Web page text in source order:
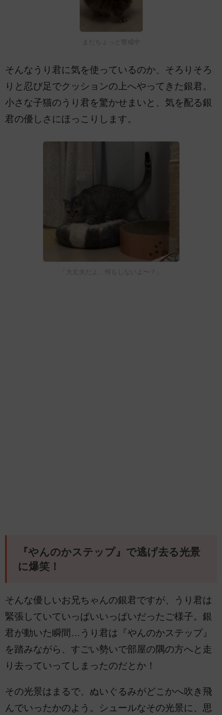
まだちょっと警戒中
そんなうり君に気を使っているのか、そろりそろ
りと忍び足でクッションの上へやってきた銀君。
小さな子猫のうり君を驚かせまいと、気を配る銀
君の優しさにほっこりします。
「大丈夫だよ、何もしないよ〜？」
『やんのかステップ』で逃げ去る光景
に爆笑！
そんな優しいお兄ちゃんの銀君ですが、うり君は
緊張していていっぱいいっぱいだったご様子。銀
君が動いた瞬間…うり君は『やんのかステップ』
を踏みながら、すごい勢いで部屋の隅の方へと走
り去っていってしまったのだとか！
その光景はまるで、ぬいぐるみがどこかへ吹き飛
んでいったかのよう。シュールなその光景に、思